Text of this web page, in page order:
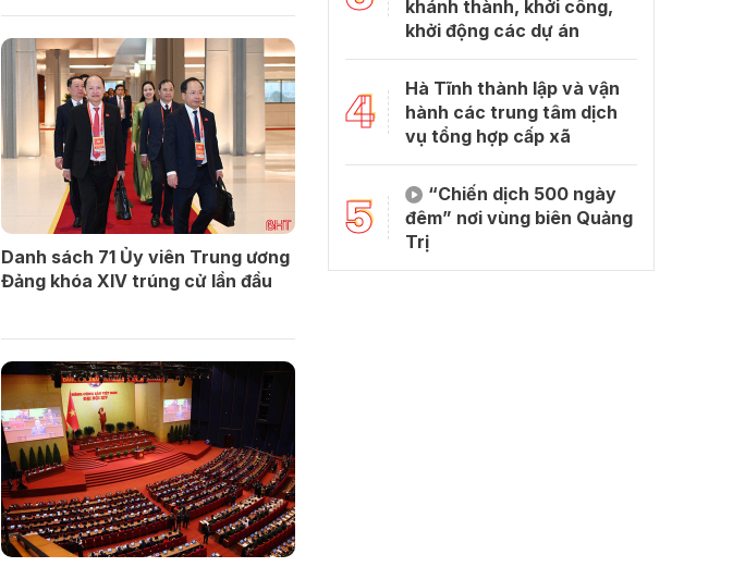
Danh sách 71 Ủy viên Trung ương
Đảng khóa XIV trúng cử lần đầu
khánh thành, khởi công,
khởi động các dự án
4
Hà Tĩnh thành lập và vận
hành các trung tâm dịch
vụ tổng hợp cấp xã
5
“Chiến dịch 500 ngày
đêm” nơi vùng biên Quảng
Trị